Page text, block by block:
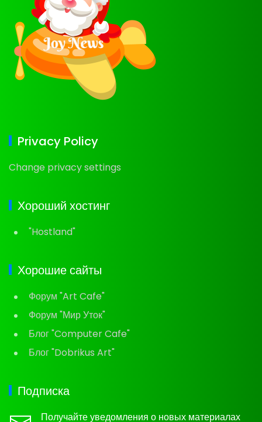
Privacy Policy
Change privacy settings
Хороший хостинг
"Hostland"
Хорошие сайты
Форум "Art Cafe"
Форум "Мир Уток"
Блог "Computer Cafe"
Блог "Dobrikus Art"
Подписка
Получайте уведомления о новых материалах